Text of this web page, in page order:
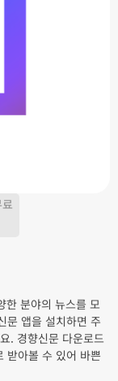
한 분야의 뉴스를 모
문 앱을 설치하면 주
. 경향신문 다운로드
받아볼 수 있어 바쁜